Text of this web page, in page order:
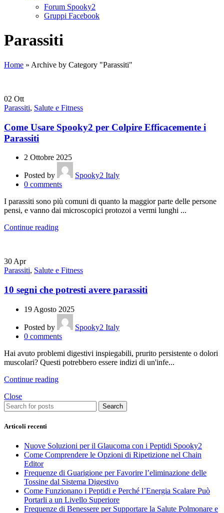
Forum Spooky2
Gruppi Facebook
Parassiti
Home » Archive by Category "Parassiti"
02 Ott
Parassiti, Salute e Fitness
Come Usare Spooky2 per Colpire Efficacemente i
Parassiti
2 Ottobre 2025
Posted by
Spooky2 Italy
0 comments
I parassiti sono più comuni di quanto la maggior parte delle persone
pensi, e vanno dai microscopici protozoi a vermi lunghi ...
Continue reading
30 Apr
Parassiti, Salute e Fitness
10 segni che potresti avere parassiti
19 Agosto 2025
Posted by
Spooky2 Italy
0 comments
Hai avuto problemi digestivi inspiegabili, prurito persistente o dolori
muscolari? Questi potrebbero essere indizi di un'infe...
Continue reading
Close
Search
Articoli recenti
Nuove Soluzioni per il Glaucoma con i Peptidi Spooky2
Come Comprendere le Opzioni di Ripetizione nel Chain
Editor
Frequenze di Guarigione per Favorire l’eliminazione delle
Tossine dal Sistema Digestivo
Come Funzionano i Peptidi e Perché l’Energia Scalare Può
Portarli a un Livello Superiore
Frequenze di Benessere per Supportare la Salute Polmonare e